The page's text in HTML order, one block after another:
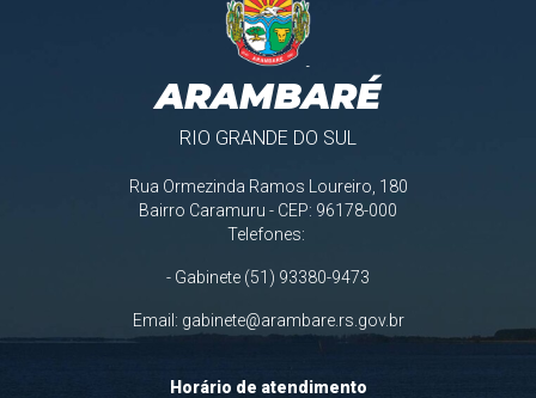
ARAMBARÉ
RIO GRANDE DO SUL
Rua Ormezinda Ramos Loureiro, 180
Bairro Caramuru - CEP: 96178-000
Telefones:
- Gabinete (51) 93380-9473
Email: gabinete@arambare.rs.gov.br
Horário de atendimento